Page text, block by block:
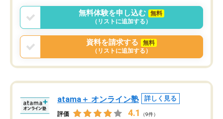
無料体験を申し込む
無料
（リストに追加する）
資料を請求する
無料
（リストに追加する）
atama＋ オンライン塾 詳しく見る
評価 4.1 （9件）